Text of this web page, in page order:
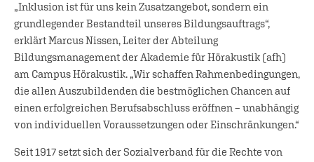
„Inklusion ist für uns kein Zusatzangebot, sondern ein
grundlegender Bestandteil unseres Bildungsauftrags“,
erklärt Marcus Nissen, Leiter der Abteilung
Bildungsmanagement der Akademie für Hörakustik (afh)
am Campus Hörakustik. „Wir schaffen Rahmenbedingungen,
die allen Auszubildenden die bestmöglichen Chancen auf
einen erfolgreichen Berufsabschluss eröffnen – unabhängig
von individuellen Voraussetzungen oder Einschränkungen.“
Seit 1917 setzt sich der Sozialverband für die Rechte von